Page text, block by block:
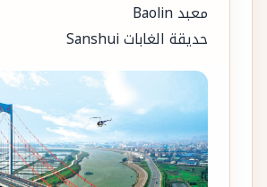
معبد Baolin
حديقة الغابات Sanshui